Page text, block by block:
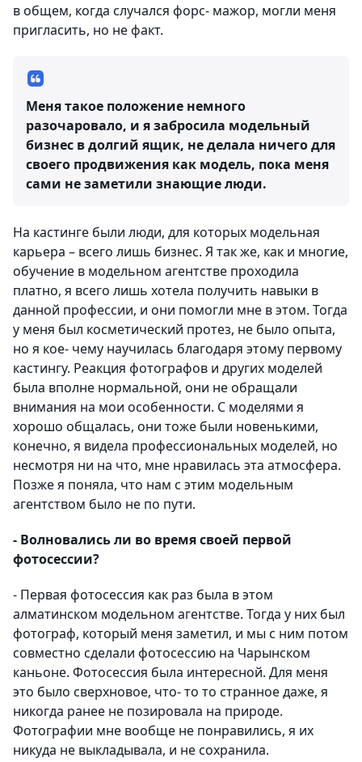
в общем, когда случался форс- мажор, могли меня
пригласить, но не факт.
Меня такое положение немного
разочаровало, и я забросила модельный
бизнес в долгий ящик, не делала ничего для
своего продвижения как модель, пока меня
сами не заметили знающие люди.
На кастинге были люди, для которых модельная
карьера – всего лишь бизнес. Я так же, как и многие,
обучение в модельном агентстве проходила
платно, я всего лишь хотела получить навыки в
данной профессии, и они помогли мне в этом. Тогда
у меня был косметический протез, не было опыта,
но я кое- чему научилась благодаря этому первому
кастингу. Реакция фотографов и других моделей
была вполне нормальной, они не обращали
внимания на мои особенности. С моделями я
хорошо общалась, они тоже были новенькими,
конечно, я видела профессиональных моделей, но
несмотря ни на что, мне нравилась эта атмосфера.
Позже я поняла, что нам с этим модельным
агентством было не по пути.
- Волновались ли во время своей первой
фотосессии?
- Первая фотосессия как раз была в этом
алматинском модельном агентстве. Тогда у них был
фотограф, который меня заметил, и мы с ним потом
совместно сделали фотосессию на Чарынском
каньоне. Фотосессия была интересной. Для меня
это было сверхновое, что- то то странное даже, я
никогда ранее не позировала на природе.
Фотографии мне вообще не понравились, я их
никуда не выкладывала, и не сохранила.